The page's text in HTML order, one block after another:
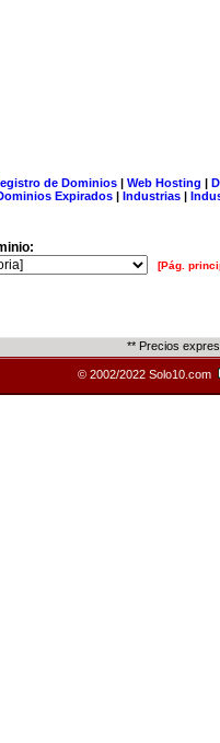
de Dominios| Web Hosting |
Expirados | Industrias |
[Pág.
** Precios
© 2002/2022 Solo10.com